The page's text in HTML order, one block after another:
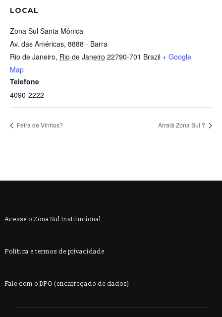
LOCAL
Zona Sul Santa Mônica
Av. das Américas, 8888 - Barra
Rio de Janeiro, Rio de Janeiro 22790-701 Brazil + Google
Map
Telefone
4090-2222
Feira de Vinhos? Arraiá Zona Sul ?
Acesse o Zona Sul Institucional
Política e termos de privacidade
Fale com o DPO (encarregado de dados)